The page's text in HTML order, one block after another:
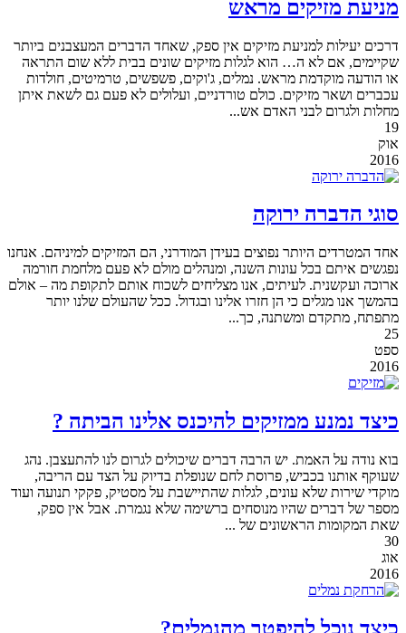
מניעת מזיקים מראש
דרכים יעילות למניעת מזיקים אין ספק, שאחד הדברים המעצבנים ביותר
שקיימים, אם לא ה… הוא לגלות מזיקים שונים בבית ללא שום התראה
או הודעה מוקדמת מראש. נמלים, ג'וקים, פשפשים, טרמיטים, חולדות
עכברים ושאר מזיקים. כולם טורדניים, ועלולים לא פעם גם לשאת איתן
מחלות ולגרום לבני האדם אש...
19
אוק
2016
סוגי הדברה ירוקה
אחד המטרדים היותר נפוצים בעידן המודרני, הם המזיקים למיניהם. אנחנו
נפגשים איתם בכל עונות השנה, ומנהלים מולם לא פעם מלחמת חורמה
ארוכה ועקשנית. לעיתים, אנו מצליחים לשכוח אותם לתקופת מה – אולם
בהמשך אנו מגלים כי הן חזרו אלינו ובגדול. ככל שהעולם שלנו יותר
מתפתח, מתקדם ומשתנה, כך...
25
ספט
2016
כיצד נמנע ממזיקים להיכנס אלינו הביתה ?
בוא נודה על האמת. יש הרבה דברים שיכולים לגרום לנו להתעצבן. נהג
שעוקף אותנו בכביש, פרוסת לחם שנופלת בדיוק על הצד עם הריבה,
מוקדי שירות שלא עונים, לגלות שהתיישבת על מסטיק, פקקי תנועה ועוד
מספר של דברים שהיו מנוסחים ברשימה שלא נגמרת. אבל אין ספק,
שאת המקומות הראשונים של ...
30
אוג
2016